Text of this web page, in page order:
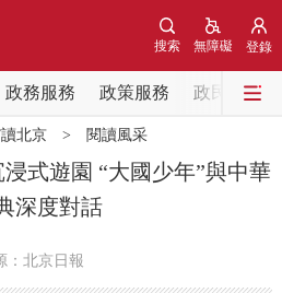
登錄
無障礙
搜索
政務服務 政策服務 政民互動
國務院資訊 中央部委動態
會議資訊
讀北京> 閱讀風采
式遊園 “大國少年”與中華
深度對話
：北京日報